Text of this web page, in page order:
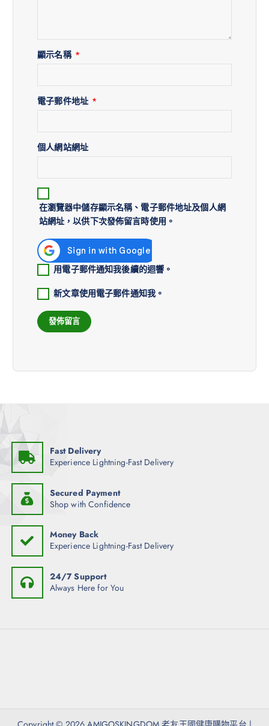
顯示名稱 *
電子郵件地址 *
個人網站網址
在瀏覽器中儲存顯示名稱、電子郵件地址及個人網
站網址，以供下次發佈留言時使用。
用電子郵件通知我後續的迴響。
新文章使用電子郵件通知我。
Fast Delivery
Experience Lightning-Fast Delivery
Secured Payment
Shop with Confidence
Money Back
Experience Lightning-Fast Delivery
24/7 Support
Always Here for You